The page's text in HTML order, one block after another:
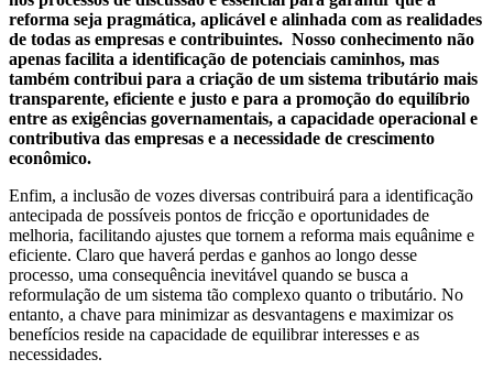
reforma seja pragmática, aplicável e alinhada com as realidades
de todas as empresas e contribuintes. Nosso conhecimento não
apenas facilita a identificação de potenciais caminhos, mas
também contribui para a criação de um sistema tributário mais
transparente, eficiente e justo e para a promoção do equilíbrio
entre as exigências governamentais, a capacidade operacional e
contributiva das empresas e a necessidade de crescimento
econômico.
Enfim, a inclusão de vozes diversas contribuirá para a identificação
antecipada de possíveis pontos de fricção e oportunidades de
melhoria, facilitando ajustes que tornem a reforma mais equânime e
eficiente. Claro que haverá perdas e ganhos ao longo desse
processo, uma consequência inevitável quando se busca a
reformulação de um sistema tão complexo quanto o tributário. No
entanto, a chave para minimizar as desvantagens e maximizar os
benefícios reside na capacidade de equilibrar interesses e as
necessidades.